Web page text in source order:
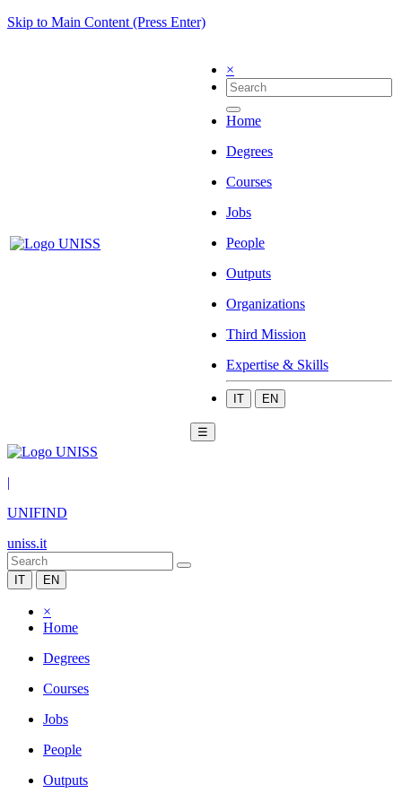
Skip to Main Content (Press Enter)
×
Home
Degrees
Courses
Jobs
People
Outputs
Organizations
Third Mission
Expertise & Skills
IT EN
☰
|
UNIFIND
uniss.it
IT EN
×
Home
Degrees
Courses
Jobs
People
Outputs